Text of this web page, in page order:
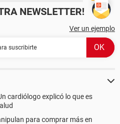
NEWSLETTER!
Ver un ejemplo
cardiólogo explicó lo que es
para comprar más en